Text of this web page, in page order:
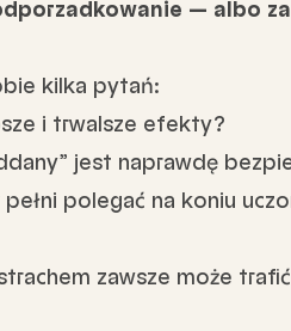
— albo
kilka pytań:
i trwalsze efekty?
jest naprawdę
polegać na koniu
zawsze może